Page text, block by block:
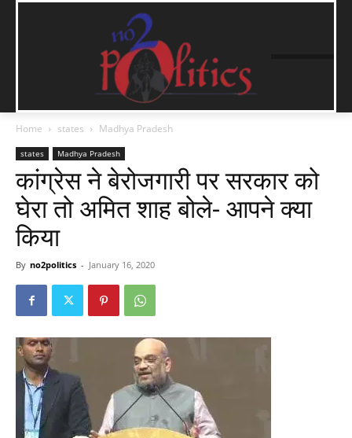
Home states Madhya Pradesh
states Madhya Pradesh
कांग्रेस ने बेरोजगारी पर सरकार को
घेरा तो अमित शाह बोले- आपने क्या
किया
By no2politics - January 16, 2020